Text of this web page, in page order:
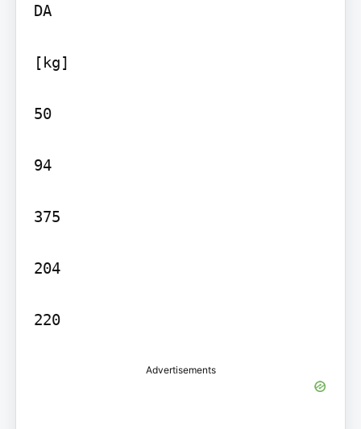
DA
[kg]
50
94
375
204
220
Advertisements